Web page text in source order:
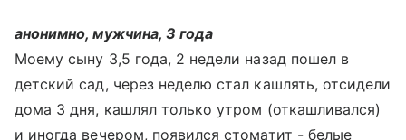
анонимно, мужчина, 3 года
Моему сыну 3,5 года, 2 недели назад пошел в
детский сад, через неделю стал кашлять, отсидели
дома 3 дня, кашлял только утром (откашливался)
и иногда вечером, появился стоматит - белые